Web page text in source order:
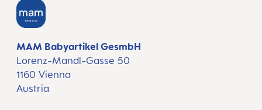
MAM Babyartikel GesmbH
Lorenz-Mandl-Gasse 50
1160 Vienna
Austria